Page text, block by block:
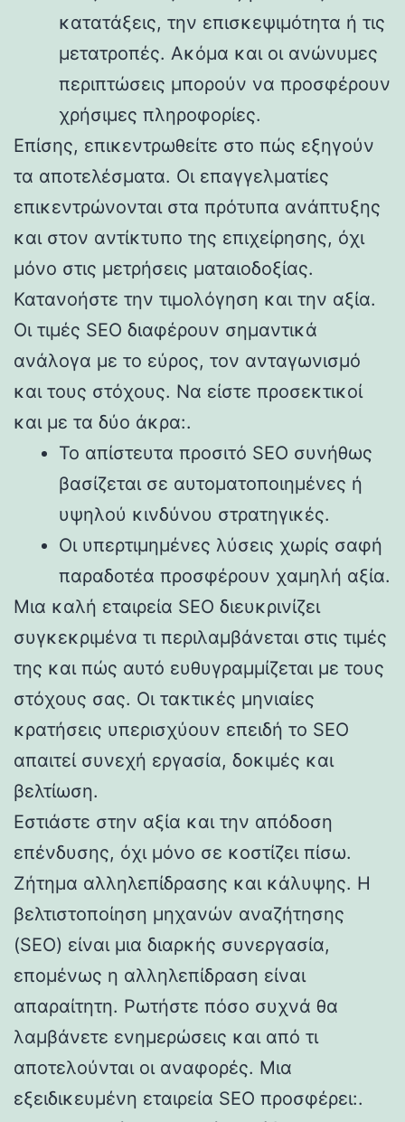
κατατάξεις, την επισκεψιμότητα ή τις
μετατροπές. Ακόμα και οι ανώνυμες
περιπτώσεις μπορούν να προσφέρουν
χρήσιμες πληροφορίες.
Επίσης, επικεντρωθείτε στο πώς εξηγούν
τα αποτελέσματα. Οι επαγγελματίες
επικεντρώνονται στα πρότυπα ανάπτυξης
και στον αντίκτυπο της επιχείρησης, όχι
μόνο στις μετρήσεις ματαιοδοξίας.
Κατανοήστε την τιμολόγηση και την αξία.
Οι τιμές SEO διαφέρουν σημαντικά
ανάλογα με το εύρος, τον ανταγωνισμό
και τους στόχους. Να είστε προσεκτικοί
και με τα δύο άκρα:.
Το απίστευτα προσιτό SEO συνήθως
βασίζεται σε αυτοματοποιημένες ή
υψηλού κινδύνου στρατηγικές.
Οι υπερτιμημένες λύσεις χωρίς σαφή
παραδοτέα προσφέρουν χαμηλή αξία.
Μια καλή εταιρεία SEO διευκρινίζει
συγκεκριμένα τι περιλαμβάνεται στις τιμές
της και πώς αυτό ευθυγραμμίζεται με τους
στόχους σας. Οι τακτικές μηνιαίες
κρατήσεις υπερισχύουν επειδή το SEO
απαιτεί συνεχή εργασία, δοκιμές και
βελτίωση.
Εστιάστε στην αξία και την απόδοση
επένδυσης, όχι μόνο σε κοστίζει πίσω.
Ζήτημα αλληλεπίδρασης και κάλυψης. Η
βελτιστοποίηση μηχανών αναζήτησης
(SEO) είναι μια διαρκής συνεργασία,
επομένως η αλληλεπίδραση είναι
απαραίτητη. Ρωτήστε πόσο συχνά θα
λαμβάνετε ενημερώσεις και από τι
αποτελούνται οι αναφορές. Μια
εξειδικευμένη εταιρεία SEO προσφέρει:.